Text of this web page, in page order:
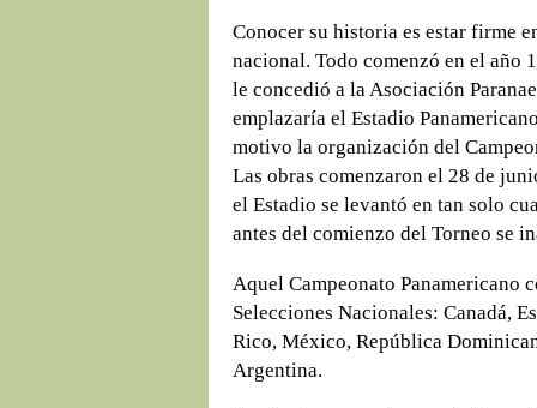
Conocer su historia es estar firme
nacional. Todo comenzó en el año
le concedió a la Asociación
emplazaría el Estadio
motivo la organización del
Las obras comenzaron el 28 de
el Estadio se levantó en tan solo
antes del comienzo del Torneo se
Aquel Campeonato Panamericano
Selecciones Nacionales: Canadá,
Rico, México, República
Argentina.